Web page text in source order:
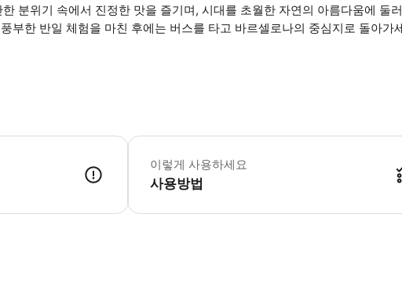
분위기 속에서 진정한 맛을 즐기며, 시대를 초월한 자연의 아름다움에 둘
부한 반일 체험을 마친 후에는 버스를 타고 바르셀로나의 중심지로 돌아가
- 출발 시간 15분 전까지 체크인 지점에 도착해 주세요. -
이렇게 사용하세요
사용방법